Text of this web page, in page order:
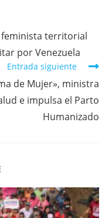
territorial
por Venezuela
Entrada siguiente
de Mujer», ministra
e impulsa el Parto
Humanizado